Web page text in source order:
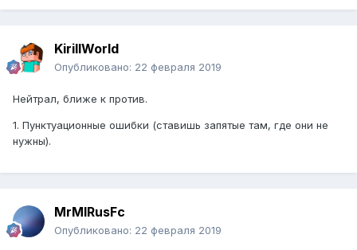
KirillWorld
Опубликовано: 22 февраля 2019
Нейтрал, ближе к против.
1. Пунктуационные ошибки (ставишь запятые там, где они не
нужны).
MrMIRusFc
Опубликовано: 22 февраля 2019